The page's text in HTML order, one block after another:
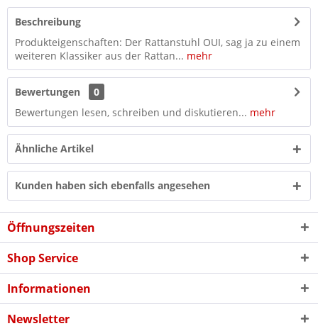
Beschreibung
Produkteigenschaften: Der Rattanstuhl OUI, sag ja zu einem
weiteren Klassiker aus der Rattan... mehr
Bewertungen
0
Bewertungen lesen, schreiben und diskutieren... mehr
Ähnliche Artikel
Kunden haben sich ebenfalls angesehen
Öffnungszeiten
Shop Service
Informationen
Newsletter